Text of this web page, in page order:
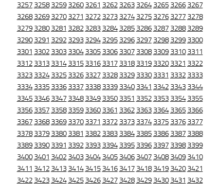
3257 3258 3259 3260 3261 3262 3263 3264 3265 3266 3267
3268 3269 3270 3271 3272 3273 3274 3275 3276 3277 3278
3279 3280 3281 3282 3283 3284 3285 3286 3287 3288 3289
3290 3291 3292 3293 3294 3295 3296 3297 3298 3299 3300
3301 3302 3303 3304 3305 3306 3307 3308 3309 3310 3311
3312 3313 3314 3315 3316 3317 3318 3319 3320 3321 3322
3323 3324 3325 3326 3327 3328 3329 3330 3331 3332 3333
3334 3335 3336 3337 3338 3339 3340 3341 3342 3343 3344
3345 3346 3347 3348 3349 3350 3351 3352 3353 3354 3355
3356 3357 3358 3359 3360 3361 3362 3363 3364 3365 3366
3367 3368 3369 3370 3371 3372 3373 3374 3375 3376 3377
3378 3379 3380 3381 3382 3383 3384 3385 3386 3387 3388
3389 3390 3391 3392 3393 3394 3395 3396 3397 3398 3399
3400 3401 3402 3403 3404 3405 3406 3407 3408 3409 3410
3411 3412 3413 3414 3415 3416 3417 3418 3419 3420 3421
3422 3423 3424 3425 3426 3427 3428 3429 3430 3431 3432